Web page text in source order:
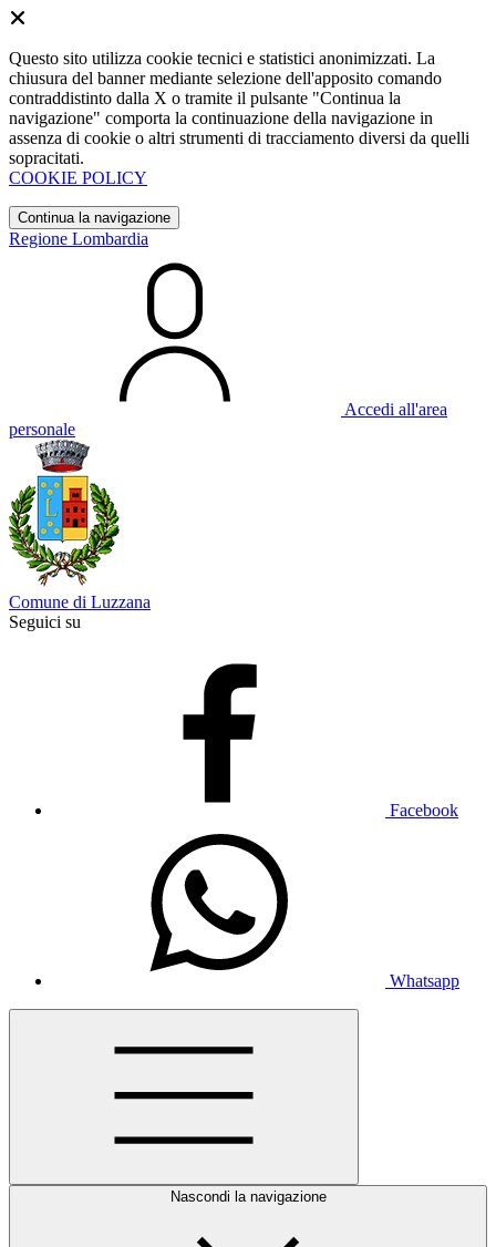
Questo sito utilizza cookie tecnici e statistici anonimizzati. La
chiusura del banner mediante selezione dell'apposito comando
contraddistinto dalla X o tramite il pulsante "Continua la
navigazione" comporta la continuazione della navigazione in
assenza di cookie o altri strumenti di tracciamento diversi da quelli
sopracitati.
COOKIE POLICY
Continua la navigazione
Regione Lombardia
Accedi all'area
personale
Comune di Luzzana
Seguici su
Facebook
Whatsapp
Nascondi la navigazione